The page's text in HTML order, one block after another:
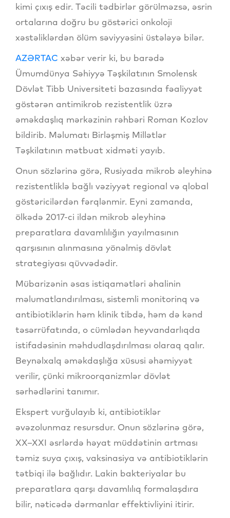
kimi çıxış edir. Təcili tədbirlər görülməzsə, əsrin
ortalarına doğru bu göstərici onkoloji
xəstəliklərdən ölüm səviyyəsini üstələyə bilər.
AZƏRTAC xəbər verir ki, bu barədə
Ümumdünya Səhiyyə Təşkilatının Smolensk
Dövlət Tibb Universiteti bazasında fəaliyyət
göstərən antimikrob rezistentlik üzrə
əməkdaşlıq mərkəzinin rəhbəri Roman Kozlov
bildirib. Məlumatı Birləşmiş Millətlər
Təşkilatının mətbuat xidməti yayıb.
Onun sözlərinə görə, Rusiyada mikrob əleyhinə
rezistentliklə bağlı vəziyyət regional və qlobal
göstəricilərdən fərqlənmir. Eyni zamanda,
ölkədə 2017-ci ildən mikrob əleyhinə
preparatlara davamlılığın yayılmasının
qarşısının alınmasına yönəlmiş dövlət
strategiyası qüvvədədir.
Mübarizənin əsas istiqamətləri əhalinin
məlumatlandırılması, sistemli monitorinq və
antibiotiklərin həm klinik tibdə, həm də kənd
təsərrüfatında, o cümlədən heyvandarlıqda
istifadəsinin məhdudlaşdırılması olaraq qalır.
Beynəlxalq əməkdaşlığa xüsusi əhəmiyyət
verilir, çünki mikroorqanizmlər dövlət
sərhədlərini tanımır.
Ekspert vurğulayıb ki, antibiotiklər
əvəzolunmaz resursdur. Onun sözlərinə görə,
XX–XXI əsrlərdə həyat müddətinin artması
təmiz suya çıxış, vaksinasiya və antibiotiklərin
tətbiqi ilə bağlıdır. Lakin bakteriyalar bu
preparatlara qarşı davamlılıq formalaşdıra
bilir, nəticədə dərmanlar effektivliyini itirir.